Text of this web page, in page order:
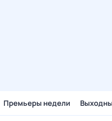
Премьеры недели